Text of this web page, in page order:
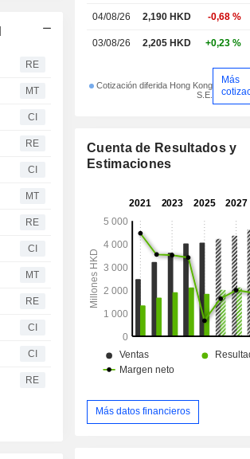
RE
MT
CI
RE
CI
MT
RE
CI
MT
RE
CI
CI
RE
04/08/26 2,190 HKD -0,68 %
03/08/26 2,205 HKD +0,23 %
Cotización diferida Hong Kong
S.E.
Más
Cuenta de Resultados y
Estimaciones
Más datos financieros